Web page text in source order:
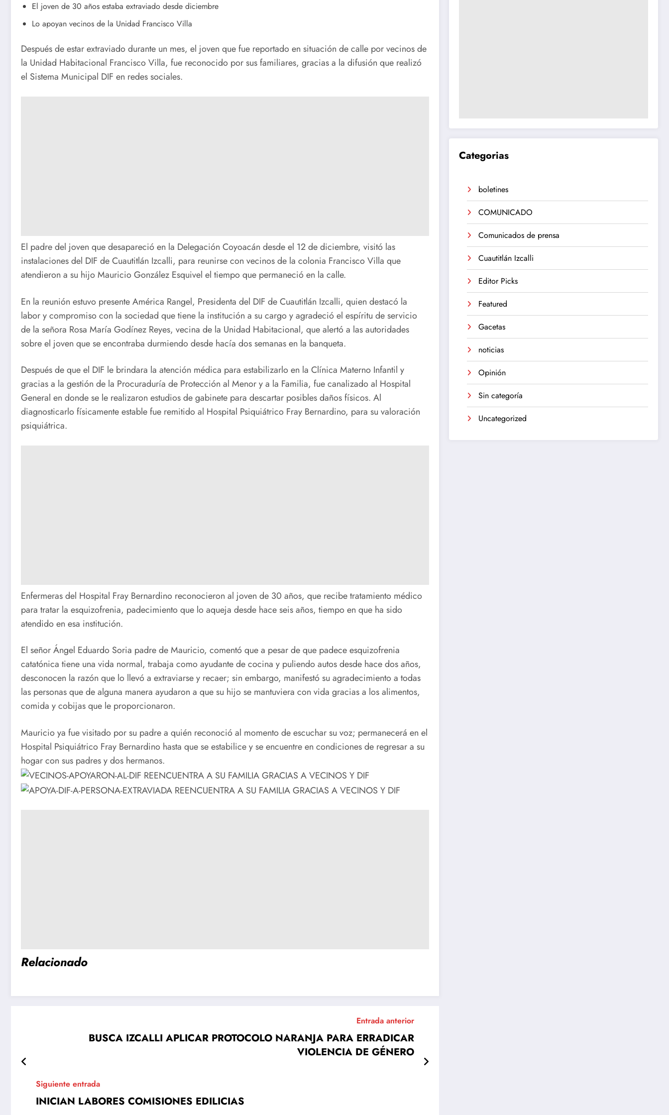
El joven de 30 años estaba extraviado desde diciembre
Lo apoyan vecinos de la Unidad Francisco Villa
Después de estar extraviado durante un mes, el joven que fue reportado en situación de calle por vecinos de
la Unidad Habitacional Francisco Villa, fue reconocido por sus familiares, gracias a la difusión que realizó
el Sistema Municipal DIF en redes sociales.
El padre del joven que desapareció en la Delegación Coyoacán desde el 12 de diciembre, visitó las
instalaciones del DIF de Cuautitlán Izcalli, para reunirse con vecinos de la colonia Francisco Villa que
atendieron a su hijo Mauricio González Esquivel el tiempo que permaneció en la calle.
En la reunión estuvo presente América Rangel, Presidenta del DIF de Cuautitlán Izcalli, quien destacó la
labor y compromiso con la sociedad que tiene la institución a su cargo y agradeció el espíritu de servicio
de la señora Rosa María Godínez Reyes, vecina de la Unidad Habitacional, que alertó a las autoridades
sobre el joven que se encontraba durmiendo desde hacía dos semanas en la banqueta.
Después de que el DIF le brindara la atención médica para estabilizarlo en la Clínica Materno Infantil y
gracias a la gestión de la Procuraduría de Protección al Menor y a la Familia, fue canalizado al Hospital
General en donde se le realizaron estudios de gabinete para descartar posibles daños físicos. Al
diagnosticarlo físicamente estable fue remitido al Hospital Psiquiátrico Fray Bernardino, para su valoración
psiquiátrica.
Enfermeras del Hospital Fray Bernardino reconocieron al joven de 30 años, que recibe tratamiento médico
para tratar la esquizofrenia, padecimiento que lo aqueja desde hace seis años, tiempo en que ha sido
atendido en esa institución.
El señor Ángel Eduardo Soria padre de Mauricio, comentó que a pesar de que padece esquizofrenia
catatónica tiene una vida normal, trabaja como ayudante de cocina y puliendo autos desde hace dos años,
desconocen la razón que lo llevó a extraviarse y recaer; sin embargo, manifestó su agradecimiento a todas
las personas que de alguna manera ayudaron a que su hijo se mantuviera con vida gracias a los alimentos,
comida y cobijas que le proporcionaron.
Mauricio ya fue visitado por su padre a quién reconoció al momento de escuchar su voz; permanecerá en el
Hospital Psiquiátrico Fray Bernardino hasta que se estabilice y se encuentre en condiciones de regresar a su
hogar con sus padres y dos hermanos.
Relacionado
Entrada anterior
BUSCA IZCALLI APLICAR PROTOCOLO NARANJA PARA ERRADICAR
VIOLENCIA DE GÉNERO
Siguiente entrada
INICIAN LABORES COMISIONES EDILICIAS
Categorias
boletines
COMUNICADO
Comunicados de prensa
Cuautitlán Izcalli
Editor Picks
Featured
Gacetas
noticias
Opinión
Sin categoría
Uncategorized